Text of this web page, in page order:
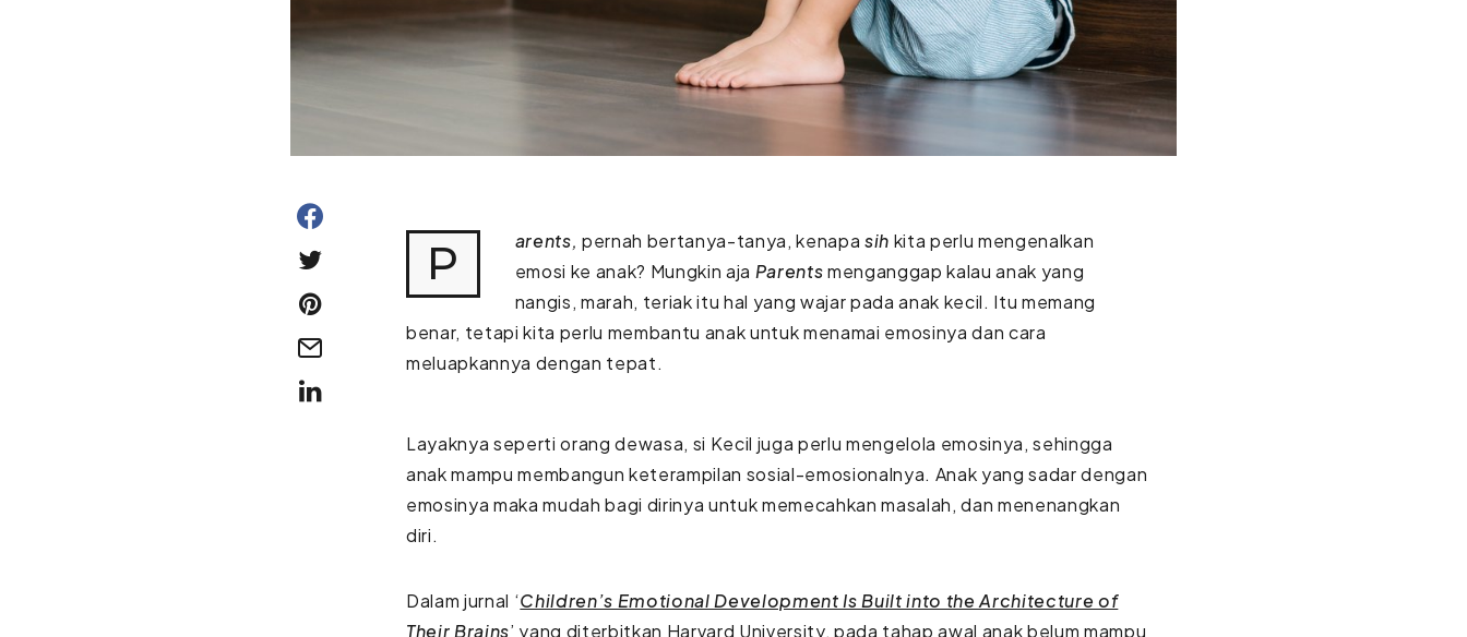
P arents,pernah bertanya-tanya, kenapasih kita perlu mengenalkan
emosi ke anak? Mungkin aja Parentsmenganggap kalau anak yang
nangis, marah, teriak itu hal yang wajar pada anak kecil. Itu memang
benar, tetapi kita perlu membantu anak untuk menamai emosinya dan cara
meluapkannya dengan tepat.
Layaknya seperti orang dewasa, si Kecil juga perlu mengelola emosinya, sehingga
anak mampu membangun keterampilan sosial-emosionalnya. Anak yang sadar dengan
emosinya maka mudah bagi dirinya untuk memecahkan masalah, dan menenangkan
diri.
Dalam jurnal ‘Children’s Emotional Development Is Built into the Architecture of
Their Brains’ yang diterbitkan Harvard University, pada tahap awal anak belum mampu